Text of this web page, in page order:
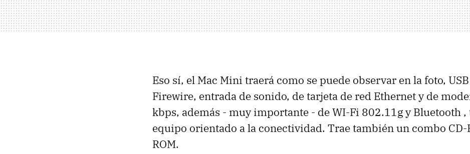
Eso sí, el Mac Mini traerá como se puede observar en la foto,
Firewire, entrada de sonido, de tarjeta de red Ethernet y de
kbps, además - muy importante - de WI-Fi 802.11g y Bluetooth ,
equipo orientado a la conectividad. Trae también un combo CD-
ROM.